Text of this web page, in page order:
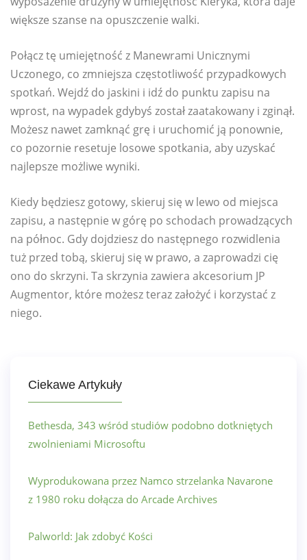
większe szanse na opuszczenie walki.
Połącz tę umiejętność z Manewrami Unicznymi
Uczonego, co zmniejsza częstotliwość przypadkowych
spotkań. Wejdź do jaskini i idź do punktu zapisu na
wprost, na wypadek gdybyś został zaatakowany i zginął.
Możesz nawet zamknąć grę i uruchomić ją ponownie,
co pozornie resetuje losowe spotkania, aby uzyskać
najlepsze możliwe wyniki.
Kiedy będziesz gotowy, skieruj się w lewo od miejsca
zapisu, a następnie w górę po schodach prowadzących
na północ. Gdy dojdziesz do następnego rozwidlenia
tuż przed tobą, skieruj się w prawo, a zaprowadzi cię
ono do skrzyni. Ta skrzynia zawiera akcesorium JP
Augmentor, które możesz teraz założyć i korzystać z
niego.
Ciekawe Artykuły
Bethesda, 343 wśród studiów podobno dotkniętych
zwolnieniami Microsoftu
Wyprodukowana przez Namco strzelanka Navarone
z 1980 roku dołącza do Arcade Archives
Palworld: Jak zdobyć Kości